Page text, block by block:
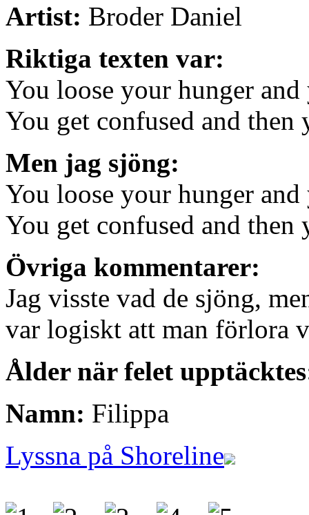
Artist: Broder Daniel
Riktiga texten var:
You loose your hunger
You get confused and then
Men jag sjöng:
You loose your hunger
You get confused and then
Övriga kommentarer:
Jag visste vad de sjöng,
var logiskt att man förlora
Ålder när felet
Namn: Filippa
Lyssna på Shoreline